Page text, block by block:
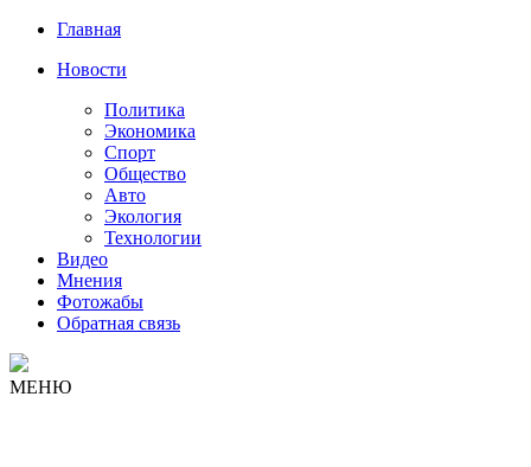
Главная
Новости
Политика
Экономика
Спорт
Общество
Авто
Экология
Технологии
Видео
Мнения
Фотожабы
Обратная связь
МЕНЮ